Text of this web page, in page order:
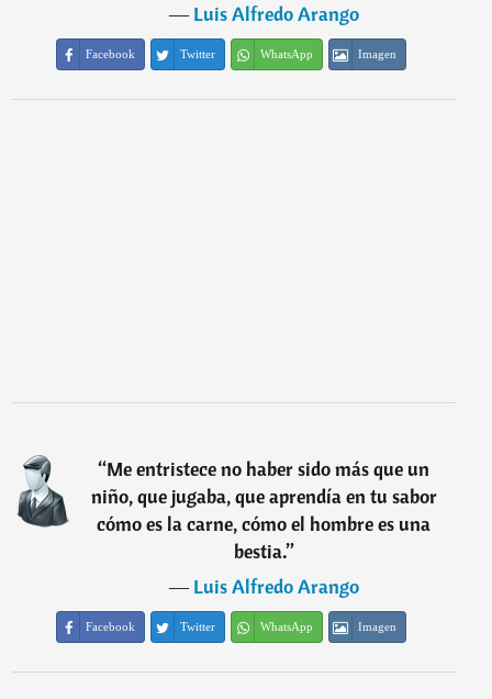
―Luis Alfredo Arango
Facebook Twitter WhatsApp Imagen
“Me entristece no haber sido más que un
niño, que jugaba, que aprendía en tu sabor
cómo es la carne, cómo el hombre es una
bestia.”
―Luis Alfredo Arango
Facebook Twitter WhatsApp Imagen